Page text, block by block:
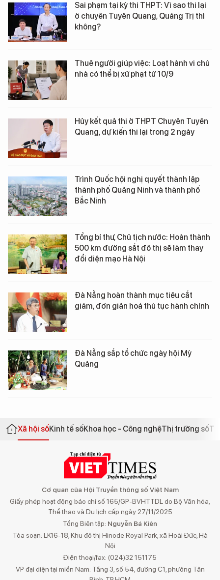
Sai phạm tại kỳ thi THPT: Vì sao thi lại
ở chuyên Tuyên Quang, Quảng Trị thì
không?
Thuê người giúp việc: Loạt hành vi chủ
nhà có thể bị xử phạt từ 10/9
Hủy kết quả thi ở THPT Chuyên Tuyên
Quang, dự kiến thi lại trong 2 ngày
Trình Quốc hội nghị quyết thành lập
thành phố Quảng Ninh và thành phố
Bắc Ninh
Tổng bí thư, Chủ tịch nước: Hoàn thành
500 km đường sắt đô thị sẽ làm thay
đổi diện mạo Hà Nội
Đà Nẵng hoàn thành mục tiêu cắt
giảm, đơn giản hoá thủ tục hành chính
Đà Nẵng sắp tổ chức ngày hội Mỳ
Quảng
Xã hội sốKinh tế sốKhoa học - Công nghệThị trường số
Cơ quan của Hội Truyền thông số Việt Nam
Giấy phép hoạt động báo chí số 165/GP-BVHTTDL do Bộ Văn hóa,
Thể thao và Du lịch cấp ngày 27/11/2025
Tổng Biên tập: Nguyễn Bá Kiên
Tòa soạn: LK16-18, Khu đô thị Hinode Royal Park, xã Hoài Đức, Hà
Nội
Điện thoại/fax: (024)32 151175
VP đại diện tại miền Nam: Tầng 3, số 54, đường C1, phường Tân